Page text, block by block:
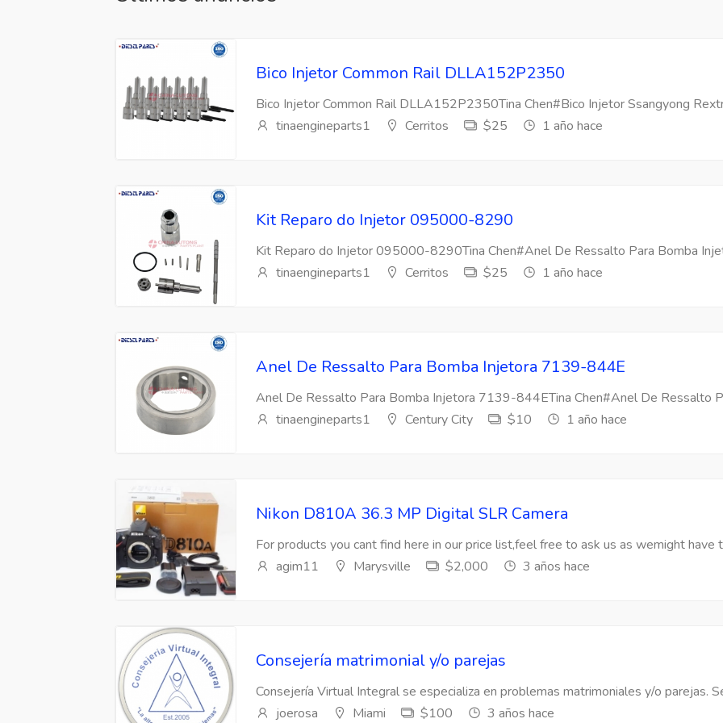
Bico Injetor Common Rail DLLA152P2350
Bico Injetor Common Rail DLLA152P2350Tina Chen#Bico Injetor Ssangyong
tinaengineparts1
Cerritos $25 1 año hace
Kit Reparo do Injetor 095000-8290
Kit Reparo do Injetor 095000-8290Tina Chen#Anel De Ressalto Para Bomba
tinaengineparts1
Cerritos $25 1 año hace
Anel De Ressalto Para Bomba Injetora 7139-844E
Anel De Ressalto Para Bomba Injetora 7139-844ETina Chen#Anel De Ressalto
tinaengineparts1
Century City $10 1 año hace
Nikon D810A 36.3 MP Digital SLR Camera
For products you cant find here in our price list,feel free to ask us as wemight have
agim11
Marysville $2,000 3 años hace
Consejería matrimonial y/o parejas
Consejería Virtual Integral se especializa en problemas matrimoniales y/o parejas.
joerosa
Miami $100 3 años hace